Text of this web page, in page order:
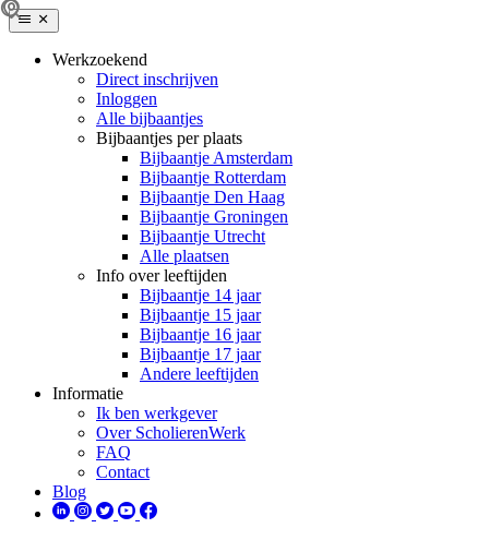
Werkzoekend
Direct inschrijven
Inloggen
Alle bijbaantjes
Bijbaantjes per plaats
Bijbaantje Amsterdam
Bijbaantje Rotterdam
Bijbaantje Den Haag
Bijbaantje Groningen
Bijbaantje Utrecht
Alle plaatsen
Info over leeftijden
Bijbaantje 14 jaar
Bijbaantje 15 jaar
Bijbaantje 16 jaar
Bijbaantje 17 jaar
Andere leeftijden
Informatie
Ik ben werkgever
Over ScholierenWerk
FAQ
Contact
Blog